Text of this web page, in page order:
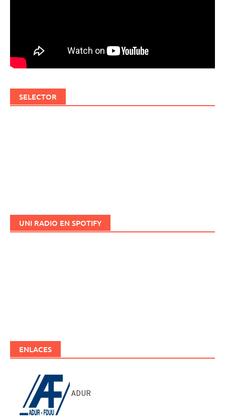
SELECTOR
UNI RADIO EN SPOTIFY
ENLACES
ADUR